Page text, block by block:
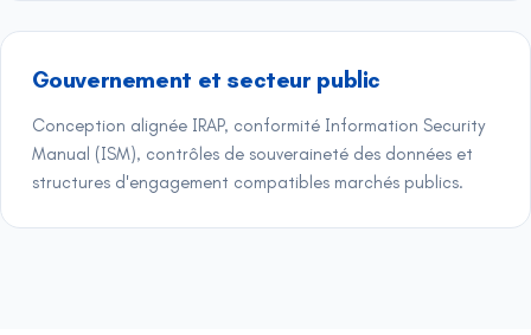
Gouvernement et secteur public
Conception alignée IRAP, conformité Information Security
Manual (ISM), contrôles de souveraineté des données et
structures d'engagement compatibles marchés publics.